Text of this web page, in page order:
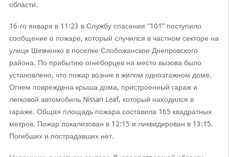
области.
16-го января в 11:23 в Службу спасения “101” поступило
сообщение о пожаре, который случился в частном секторе на
улице Шевченко в поселке Слобожанское Днепровского
района. По прибытию огнеборцев на место вызова было
установлено, что пожар возник в жилом одноэтажном доме.
Огнем повреждена крыша дома, пристроенный гараж и
легковой автомобиль Nissan Leaf, который находился в
гараже. Общая площадь пожара составила 165 квадратных
метров. Пожар локализован в 12:15 и ликвидирован в 13:15.
Погибших и пострадавших нет.